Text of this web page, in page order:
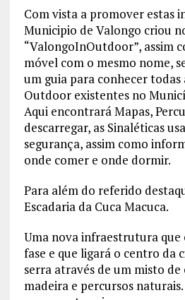
Com vista a promover estas
Municipio de Valongo criou
“ValongoInOutdoor”, assim
móvel com o mesmo nome,
um guia para conhecer
Outdoor existentes no
Aqui encontrará Mapas,
descarregar, as Sinaléticas
segurança, assim como
onde comer e onde dormir.
Para além do referido
Escadaria da Cuca Macuca.
Uma nova infraestrutura que
fase e que ligará o centro da
serra através de um misto de
madeira e percursos